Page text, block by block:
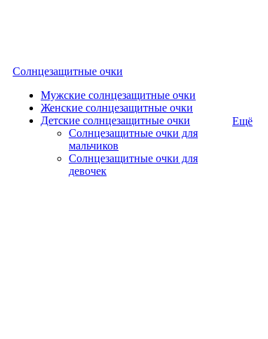
Солнцезащитные очки
Мужские солнцезащитные очки
Женские солнцезащитные очки
Детские солнцезащитные очки
Солнцезащитные очки для
мальчиков
Солнцезащитные очки для
девочек
Ещё